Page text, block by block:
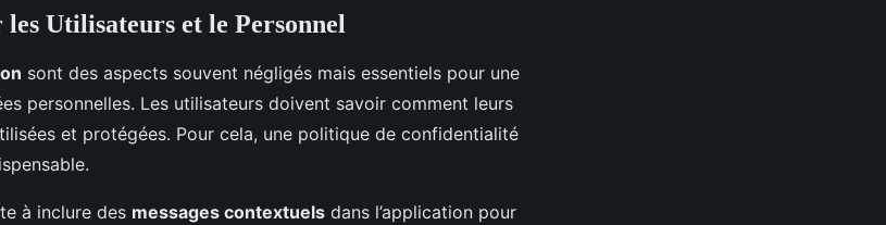
Utilisateurs et le Personnel
sont des aspects souvent négligés mais essentiels pour une
personnelles. Les utilisateurs doivent savoir comment leurs
et protégées. Pour cela, une politique de confidentialité
à inclure des messages contextuels dans l’application pour